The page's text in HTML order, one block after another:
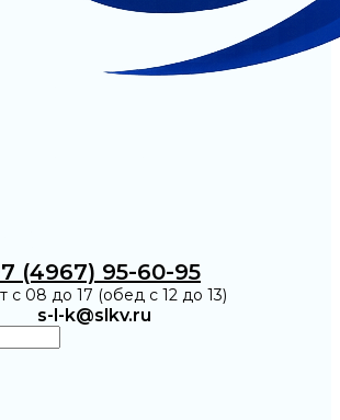
(4967) 95-60-95
с 08 до 17 (обед с 12 до 13)
s-l-k@slkv.ru